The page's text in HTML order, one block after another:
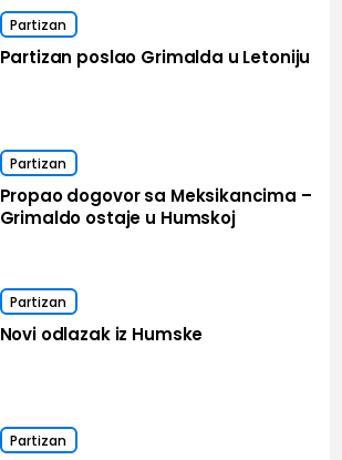
Partizan
Partizan poslao Grimalda u Letoniju
Partizan
Propao dogovor sa Meksikancima –
Grimaldo ostaje u Humskoj
Partizan
Novi odlazak iz Humske
Partizan